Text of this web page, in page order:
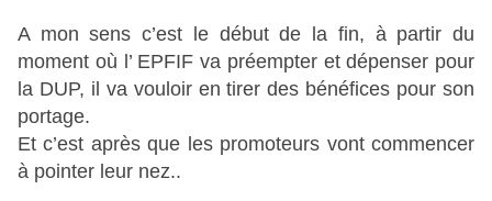
A mon sens c’est le début de la fin, à partir du
moment où l’ EPFIF va préempter et dépenser pour
la DUP, il va vouloir en tirer des bénéfices pour son
portage.
Et c’est après que les promoteurs vont commencer
à pointer leur nez..